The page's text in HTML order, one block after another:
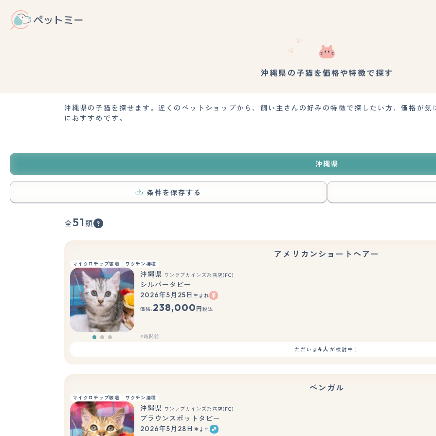
沖縄県の子猫を価格や特徴で探す
沖縄県の子猫を探せます。近くのペットショップから、飼い主さんの好みの特徴で探したい方、価格が
におすすめです。
沖縄県
条件を保存する
全51 頭
アメリカンショートヘアー
マイクロチップ装着 ワクチン接種
もっと見る
沖縄県 ワンラブカインズ糸満店(FC)
シルバータビー
2026年5月25日 生まれ
価格: 238,000 円 税込
9時間前
ただいま4人 が検討中！
ベンガル
マイクロチップ装着 ワクチン接種
もっと見る
沖縄県 ワンラブカインズ糸満店(FC)
ブラウンスポットタビー
2026年5月28日 生まれ